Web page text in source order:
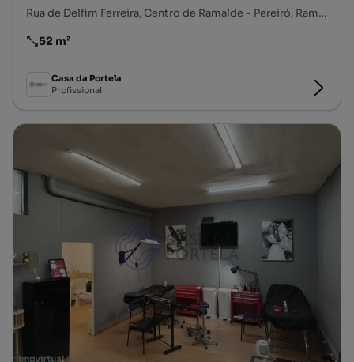
Rua de Delfim Ferreira, Centro de Ramalde - Pereiró, Ramalde, Porto, Porto
Preço por metro quadrado
52 m²
Casa da Portela
Profissional